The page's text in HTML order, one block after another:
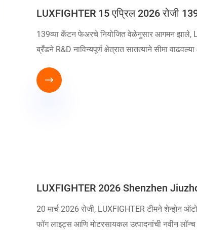
LUXFIGHTER 15 एप्रिल 2026 रोजी
139व्या कँटन फेअरचे नियोजित वेळेनुसार आगमन झाले,
ब्रँडने R&D नाविन्यपूर्ण क्षेत्रात सातत्याने सीमा

LUXFIGHTER 2026 Shenzhen
20 मार्च 2026 रोजी, LUXFIGHTER टीमने शेन्झेन
फॉग लाइट्स आणि मोटरसायकल उत्पादनांची नवीन